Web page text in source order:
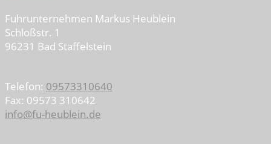
Fuhrunternehmen Markus Heublein
Schloßstr. 1
96231 Bad Staffelstein
Telefon: 09573310640
Fax: 09573 310642
info@fu-heublein.de